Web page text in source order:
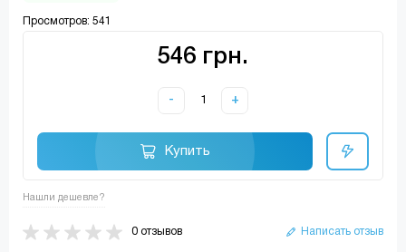
Просмотров: 541
546 грн.
- +
Купить
Нашли дешевле?
0 отзывов Написать отзыв